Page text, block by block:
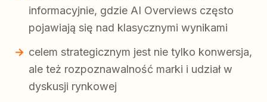
informacyjnie, gdzie AI Overviews często
pojawiają się nad klasycznymi wynikami
celem strategicznym jest nie tylko konwersja,
ale też rozpoznawalność marki i udział w
dyskusji rynkowej